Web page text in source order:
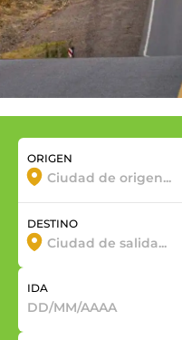
ORIGEN
DESTINO
IDA